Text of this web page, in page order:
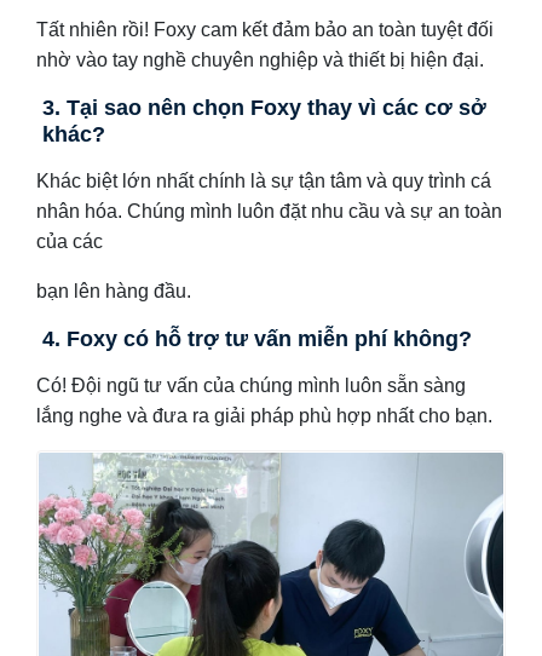
Tất nhiên rồi! Foxy cam kết đảm bảo an toàn tuyệt đối
nhờ vào tay nghề chuyên nghiệp và thiết bị hiện đại.
3. Tại sao nên chọn Foxy thay vì các cơ sở
khác?
Khác biệt lớn nhất chính là sự tận tâm và quy trình cá
nhân hóa. Chúng mình luôn đặt nhu cầu và sự an toàn
của các
bạn lên hàng đầu.
4. Foxy có hỗ trợ tư vấn miễn phí không?
Có! Đội ngũ tư vấn của chúng mình luôn sẵn sàng
lắng nghe và đưa ra giải pháp phù hợp nhất cho bạn.